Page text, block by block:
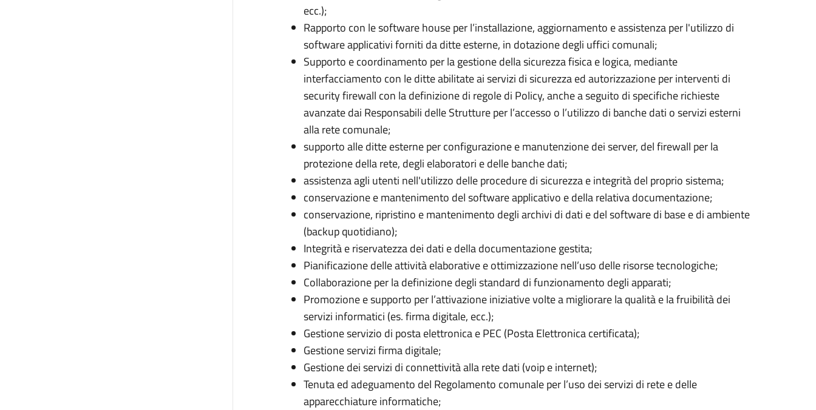
ecc.);
Rapporto con le software house per l’installazione, aggiornamento e assistenza per l'utilizzo di
software applicativi forniti da ditte esterne, in dotazione degli uffici comunali;
Supporto e coordinamento per la gestione della sicurezza fisica e logica, mediante
interfacciamento con le ditte abilitate ai servizi di sicurezza ed autorizzazione per interventi di
security firewall con la definizione di regole di Policy, anche a seguito di specifiche richieste
avanzate dai Responsabili delle Strutture per l’accesso o l’utilizzo di banche dati o servizi esterni
alla rete comunale;
supporto alle ditte esterne per configurazione e manutenzione dei server, del firewall per la
protezione della rete, degli elaboratori e delle banche dati;
assistenza agli utenti nell'utilizzo delle procedure di sicurezza e integrità del proprio sistema;
conservazione e mantenimento del software applicativo e della relativa documentazione;
conservazione, ripristino e mantenimento degli archivi di dati e del software di base e di ambiente
(backup quotidiano);
Integrità e riservatezza dei dati e della documentazione gestita;
Pianificazione delle attività elaborative e ottimizzazione nell’uso delle risorse tecnologiche;
Collaborazione per la definizione degli standard di funzionamento degli apparati;
Promozione e supporto per l’attivazione iniziative volte a migliorare la qualità e la fruibilità dei
servizi informatici (es. firma digitale, ecc.);
Gestione servizio di posta elettronica e PEC (Posta Elettronica certificata);
Gestione servizi firma digitale;
Gestione dei servizi di connettività alla rete dati (voip e internet);
Tenuta ed adeguamento del Regolamento comunale per l’uso dei servizi di rete e delle
apparecchiature informatiche;